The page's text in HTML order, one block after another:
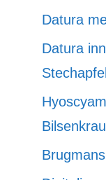
Datura
Datura
Stechapfel